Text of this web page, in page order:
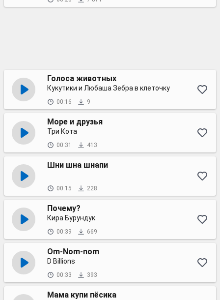
Голоса животных
Кукутики и Любаша Зебра в клеточку
00:16 9
Море и друзья
Три Кота
00:31 413
Шни шна шнапи
00:15 228
Почему?
Кира Бурундук
00:39 669
Om-Nom-nom
D Billions
00:33 393
Мама купи пёсика